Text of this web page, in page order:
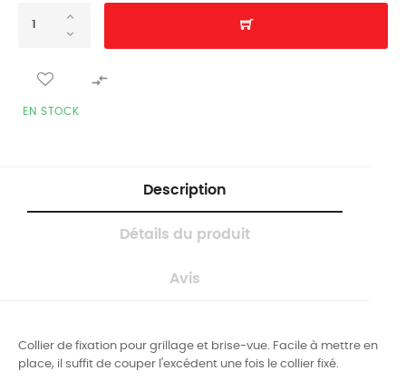

EN STOCK
Description
Détails du produit
Avis
Collier de fixation pour grillage et brise-vue. Facile à mettre en
place, il suffit de couper l'excédent une fois le collier fixé.